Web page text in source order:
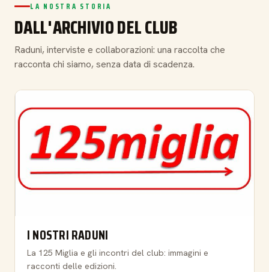
LA NOSTRA STORIA
DALL'ARCHIVIO DEL CLUB
Raduni, interviste e collaborazioni: una raccolta che
racconta chi siamo, senza data di scadenza.
I NOSTRI RADUNI
La 125 Miglia e gli incontri del club: immagini e
racconti delle edizioni.